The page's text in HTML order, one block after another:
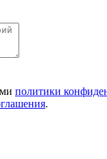
политики
.